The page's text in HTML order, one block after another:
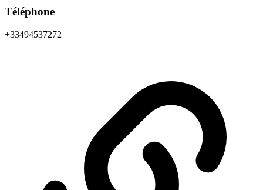
Téléphone
+33494537272